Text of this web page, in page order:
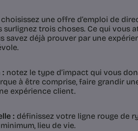
une offre d’emploi de
trois choses. Ce qui vous
savez déjà prouver par une
: notez le type d’impact qui vous
à être comprise, faire grandir
expérience client.
: définissez votre ligne rouge de
lieu de vie.